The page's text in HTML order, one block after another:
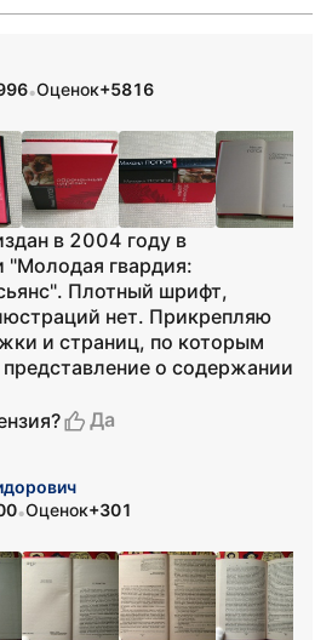
•Оценок+5816
в 2004 году в
гвардия:
Плотный шрифт,
нет. Прикрепляю
и страниц, по которым
о содержании
Да
•Оценок+301